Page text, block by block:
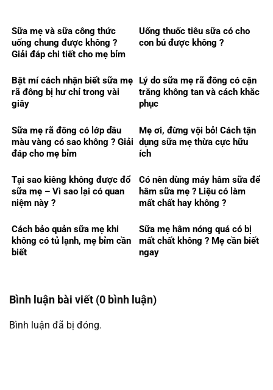
Sữa mẹ và sữa công thức
uống chung được không ?
Giải đáp chi tiết cho mẹ bỉm
Uống thuốc tiêu sữa có cho
con bú được không ?
Bật mí cách nhận biết sữa mẹ
rã đông bị hư chỉ trong vài
giây
Lý do sữa mẹ rã đông có cặn
trắng không tan và cách khắc
phục
Sữa mẹ rã đông có lớp dầu
màu vàng có sao không ? Giải
đáp cho mẹ bỉm
Mẹ ơi, đừng vội bỏ! Cách tận
dụng sữa mẹ thừa cực hữu
ích
Tại sao kiêng không được đổ
sữa mẹ – Vì sao lại có quan
niệm này ?
Có nên dùng máy hâm sữa để
hâm sữa mẹ ? Liệu có làm
mất chất hay không ?
Cách bảo quản sữa mẹ khi
không có tủ lạnh, mẹ bỉm cần
biết
Sữa mẹ hâm nóng quá có bị
mất chất không ? Mẹ cần biết
ngay
Bình luận bài viết (0 bình luận)
Bình luận đã bị đóng.